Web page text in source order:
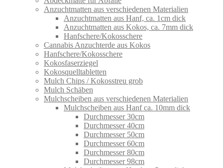
Anzuchtmatten aus verschiedenen Materialien
Anzuchtmatten aus Hanf, ca. 1cm dick
Anzuchtmatten aus Kokos, ca. 7mm dick
Hanfschere/Kokosschere
Cannabis Anzuchterde aus Kokos
Hanfschere/Kokosschere
Kokosfaserziegel
Kokosquelltabletten
Mulch Chips / Kokosstreu grob
Mulch Schäben
Mulchscheiben aus verschiedenen Materialien
Mulchscheiben aus Hanf ca. 10mm dick
Durchmesser 30cm
Durchmesser 40cm
Durchmesser 50cm
Durchmesser 60cm
Durchmesser 80cm
Durchmesser 98cm